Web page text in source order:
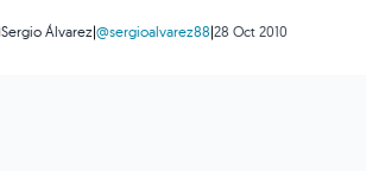
Sergio Álvarez|@sergioalvarez88|28 Oct 2010